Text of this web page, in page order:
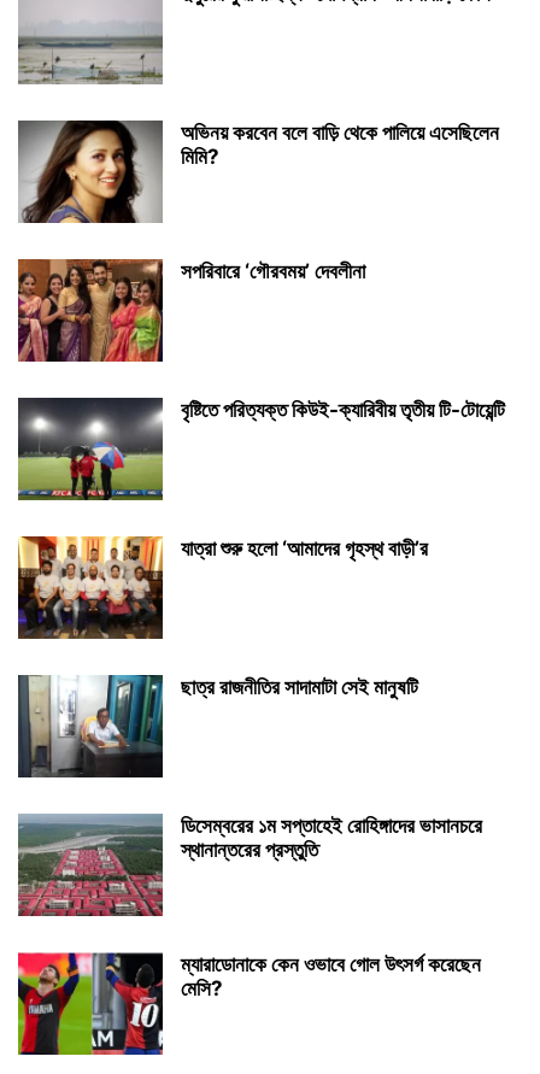
অভিনয় করবেন বলে বাড়ি থেকে পালিয়ে এসেছিলেন
মিমি?
সপরিবারে ‘গৌরবময়’ দেবলীনা
বৃষ্টিতে পরিত্যক্ত কিউই-ক্যারিবীয় তৃতীয় টি-টোয়েন্টি
যাত্রা শুরু হলো ‘আমাদের গৃহস্থ বাড়ী’র
ছাত্র রাজনীতির সাদামাটা সেই মানুষটি
ডিসেম্বরের ১ম সপ্তাহেই রোহিঙ্গাদের ভাসানচরে
স্থানান্তরের প্রস্তুতি
ম্যারাডোনাকে কেন ওভাবে গোল উৎসর্গ করেছেন
মেসি?